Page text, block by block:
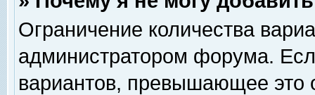
Ограничение количества
администратором форума.
вариантов, превышающее это